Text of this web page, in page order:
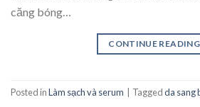
căng bóng…
CONTINUE READING
Posted inLàm sạch và serum Taggedda sang